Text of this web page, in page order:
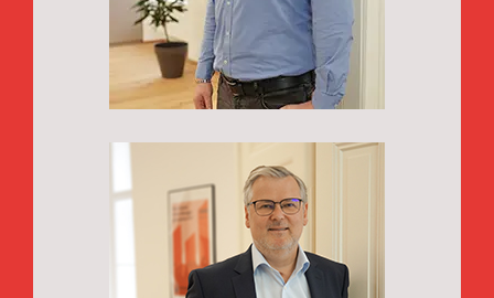
Dieter Leitner, Dipl.-Ing., CMC